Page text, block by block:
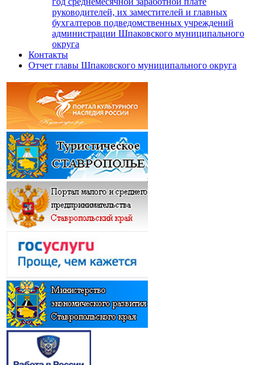
руководителей, их заместителей и главных
бухгалтеров подведомственных учреждений
администрации Шпаковского муниципального
округа
Контакты
Отчет главы Шпаковского муниципального округа